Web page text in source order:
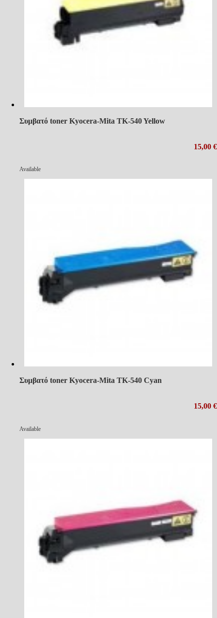
Συμβατό toner Kyocera-Mita TK-540 Yellow
15,00 €
Available
Συμβατό toner Kyocera-Mita TK-540 Cyan
15,00 €
Available